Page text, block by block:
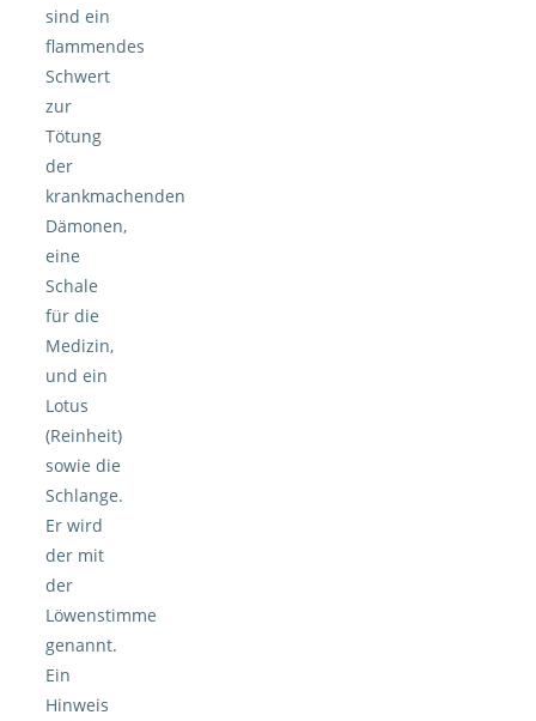
sind ein
flammendes
Schwert
zur
Tötung
der
krankmachenden
Dämonen,
eine
Schale
für die
Medizin,
und ein
Lotus
(Reinheit)
sowie die
Schlange.
Er wird
der mit
der
Löwenstimme
genannt.
Ein
Hinweis